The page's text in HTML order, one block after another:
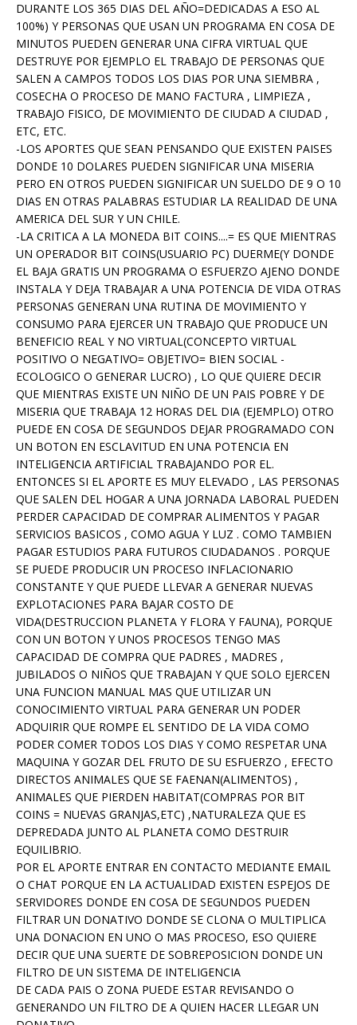
DURANTE LOS 365 DIAS DEL AÑO=DEDICADAS A ESO AL
100%) Y PERSONAS QUE USAN UN PROGRAMA EN COSA DE
MINUTOS PUEDEN GENERAR UNA CIFRA VIRTUAL QUE
DESTRUYE POR EJEMPLO EL TRABAJO DE PERSONAS QUE
SALEN A CAMPOS TODOS LOS DIAS POR UNA SIEMBRA ,
COSECHA O PROCESO DE MANO FACTURA , LIMPIEZA ,
TRABAJO FISICO, DE MOVIMIENTO DE CIUDAD A CIUDAD ,
ETC, ETC.
-LOS APORTES QUE SEAN PENSANDO QUE EXISTEN PAISES
DONDE 10 DOLARES PUEDEN SIGNIFICAR UNA MISERIA
PERO EN OTROS PUEDEN SIGNIFICAR UN SUELDO DE 9 O 10
DIAS EN OTRAS PALABRAS ESTUDIAR LA REALIDAD DE UNA
AMERICA DEL SUR Y UN CHILE.
-LA CRITICA A LA MONEDA BIT COINS....= ES QUE MIENTRAS
UN OPERADOR BIT COINS(USUARIO PC) DUERME(Y DONDE
EL BAJA GRATIS UN PROGRAMA O ESFUERZO AJENO DONDE
INSTALA Y DEJA TRABAJAR A UNA POTENCIA DE VIDA OTRAS
PERSONAS GENERAN UNA RUTINA DE MOVIMIENTO Y
CONSUMO PARA EJERCER UN TRABAJO QUE PRODUCE UN
BENEFICIO REAL Y NO VIRTUAL(CONCEPTO VIRTUAL
POSITIVO O NEGATIVO= OBJETIVO= BIEN SOCIAL -
ECOLOGICO O GENERAR LUCRO) , LO QUE QUIERE DECIR
QUE MIENTRAS EXISTE UN NIÑO DE UN PAIS POBRE Y DE
MISERIA QUE TRABAJA 12 HORAS DEL DIA (EJEMPLO) OTRO
PUEDE EN COSA DE SEGUNDOS DEJAR PROGRAMADO CON
UN BOTON EN ESCLAVITUD EN UNA POTENCIA EN
INTELIGENCIA ARTIFICIAL TRABAJANDO POR EL.
ENTONCES SI EL APORTE ES MUY ELEVADO , LAS PERSONAS
QUE SALEN DEL HOGAR A UNA JORNADA LABORAL PUEDEN
PERDER CAPACIDAD DE COMPRAR ALIMENTOS Y PAGAR
SERVICIOS BASICOS , COMO AGUA Y LUZ . COMO TAMBIEN
PAGAR ESTUDIOS PARA FUTUROS CIUDADANOS . PORQUE
SE PUEDE PRODUCIR UN PROCESO INFLACIONARIO
CONSTANTE Y QUE PUEDE LLEVAR A GENERAR NUEVAS
EXPLOTACIONES PARA BAJAR COSTO DE
VIDA(DESTRUCCION PLANETA Y FLORA Y FAUNA), PORQUE
CON UN BOTON Y UNOS PROCESOS TENGO MAS
CAPACIDAD DE COMPRA QUE PADRES , MADRES ,
JUBILADOS O NIÑOS QUE TRABAJAN Y QUE SOLO EJERCEN
UNA FUNCION MANUAL MAS QUE UTILIZAR UN
CONOCIMIENTO VIRTUAL PARA GENERAR UN PODER
ADQUIRIR QUE ROMPE EL SENTIDO DE LA VIDA COMO
PODER COMER TODOS LOS DIAS Y COMO RESPETAR UNA
MAQUINA Y GOZAR DEL FRUTO DE SU ESFUERZO , EFECTO
DIRECTOS ANIMALES QUE SE FAENAN(ALIMENTOS) ,
ANIMALES QUE PIERDEN HABITAT(COMPRAS POR BIT
COINS = NUEVAS GRANJAS,ETC) ,NATURALEZA QUE ES
DEPREDADA JUNTO AL PLANETA COMO DESTRUIR
EQUILIBRIO.
POR EL APORTE ENTRAR EN CONTACTO MEDIANTE EMAIL
O CHAT PORQUE EN LA ACTUALIDAD EXISTEN ESPEJOS DE
SERVIDORES DONDE EN COSA DE SEGUNDOS PUEDEN
FILTRAR UN DONATIVO DONDE SE CLONA O MULTIPLICA
UNA DONACION EN UNO O MAS PROCESO, ESO QUIERE
DECIR QUE UNA SUERTE DE SOBREPOSICION DONDE UN
FILTRO DE UN SISTEMA DE INTELIGENCIA
DE CADA PAIS O ZONA PUEDE ESTAR REVISANDO O
GENERANDO UN FILTRO DE A QUIEN HACER LLEGAR UN